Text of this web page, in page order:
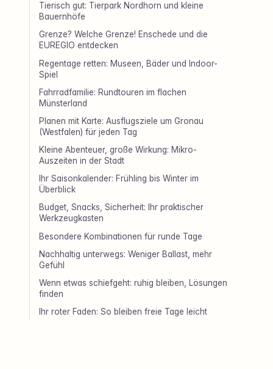
Tierisch gut: Tierpark Nordhorn und kleine
Bauernhöfe
Grenze? Welche Grenze! Enschede und die
EUREGIO entdecken
Regentage retten: Museen, Bäder und Indoor-
Spiel
Fahrradfamilie: Rundtouren im flachen
Münsterland
Planen mit Karte: Ausflugsziele um Gronau
(Westfalen) für jeden Tag
Kleine Abenteuer, große Wirkung: Mikro-
Auszeiten in der Stadt
Ihr Saisonkalender: Frühling bis Winter im
Überblick
Budget, Snacks, Sicherheit: Ihr praktischer
Werkzeugkasten
Besondere Kombinationen für runde Tage
Nachhaltig unterwegs: Weniger Ballast, mehr
Gefühl
Wenn etwas schiefgeht: ruhig bleiben, Lösungen
finden
Ihr roter Faden: So bleiben freie Tage leicht